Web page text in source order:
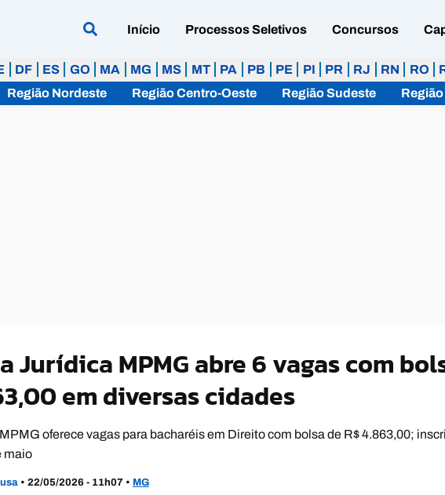
Início Processos Seletivos Concursos
DF ES GO MA MG MS MT PA PB PE PI PR RJ RN RO
Região Nordeste Região Centro-Oeste Região Sudeste
Jurídica MPMG abre 6 vagas com
em diversas cidades
oferece vagas para bacharéis em Direito com bolsa de R$ 4.863,00;
maio
• 22/05/2026 - 11h07 • MG